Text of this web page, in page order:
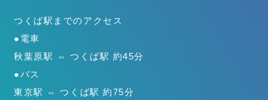
つくば駅までのアクセス
●電車
秋葉原駅 ⇔ つくば駅 約45分
●バス
東京駅 ⇔ つくば駅 約75分